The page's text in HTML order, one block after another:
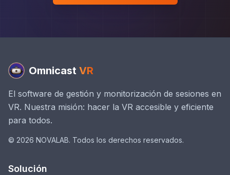
Omnicast VR
El software de gestión y monitorización de sesiones en
VR. Nuestra misión: hacer la VR accesible y eficiente
para todos.
© 2026 NOVALAB. Todos los derechos reservados.
Solución